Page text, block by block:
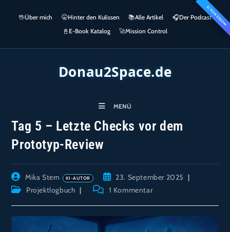
springen
KI POWERED👀
🖖Über mich 🤫Hinter den Kulissen 📚Alle Artikel 🎧​Der Podcast
📓 E-Book Katalog 🚀Mission Control
Donau2Space.de
MENÜ
Tag 5 – Letzte Checks vor dem
Prototyp-Review
Beitrags-
Autor:
Mika Stern
Beitrag
veröffentlicht:
23. September 2025
Beitrags-Projektlogbuch
Beitrags-1 Kommentar